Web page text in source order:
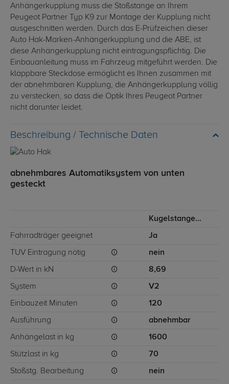
Anhängerkupplung muss die Stoßstange an Ihrem
Peugeot Partner Typ K9 zur Montage der Kupplung nicht
ausgeschnitten werden. Durch das E-Prüfzeichen dieser
Auto Hak-Marken-Anhängerkupplung und die ABE, ist
diese Anhängerkupplung nicht eintragungspflichtig. Die
Einbauanleitung muss im Fahrzeug mitgeführt werden. Die
klappbare Steckdose ermöglicht es Ihnen zusammen mit
der abnehmbaren Kupplung, die Anhängerkupplung völlig
zu verstecken, so dass die Optik Ihres Peugeot Partner
nicht darunter leidet.
Technische Daten
abnehmbares Automatiksystem von unten
gesteckt
Kugelstange von unten gesteckt
Fahrradträger geeignet Ja
TÜV Eintragung nötig nein
D-Wert in kN 8,69
System V2
Einbauzeit Minuten 120
Ausführung abnehmbar
Anhängelast in kg 1600
Stützlast in kg 70
Stoßstg. Bearbeitung nein